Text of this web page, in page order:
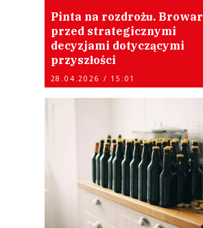
Pinta na rozdrożu. Browar
przed strategicznymi
decyzjami dotyczącymi
przyszłości
28.04.2026 / 15:01